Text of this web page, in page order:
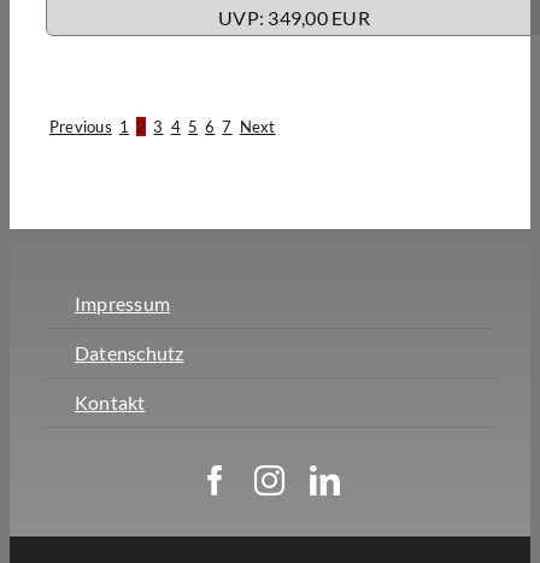
UVP: 349,00 EUR
Previous 1 2 3 4 5 6 7 Next
Impressum
Datenschutz
Kontakt